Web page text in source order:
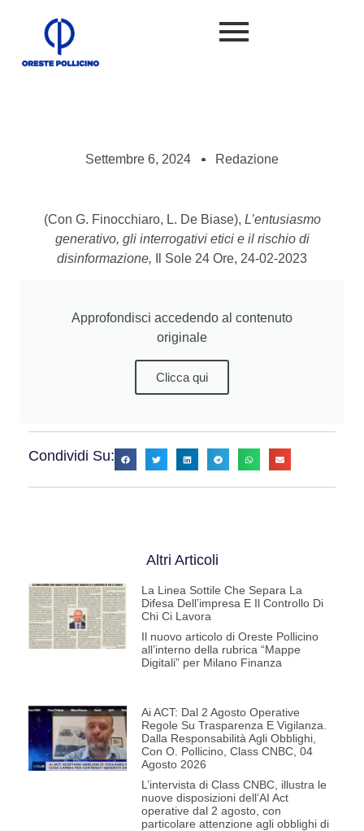
Settembre 6, 2024 Redazione
(Con G. Finocchiaro, L. De Biase), L’entusiasmo
generativo, gli interrogativi etici e il rischio di
disinformazione,
Il Sole 24 Ore, 24-02-2023
Approfondisci accedendo al contenuto
originale
Clicca qui
Condividi Su:
Altri Articoli
La Linea Sottile Che Separa La
Difesa Dell’impresa E Il Controllo Di
Chi Ci Lavora
Il nuovo articolo di Oreste Pollicino
all’interno della rubrica “Mappe
Digitali” per Milano Finanza
Ai ACT: Dal 2 Agosto Operative
Regole Su Trasparenza E Vigilanza.
Dalla Responsabilità Agli Obblighi,
Con O. Pollicino, Class CNBC, 04
Agosto 2026
L’intervista di Class CNBC, illustra le
nuove disposizioni dell’AI Act
operative dal 2 agosto, con
particolare attenzione agli obblighi di